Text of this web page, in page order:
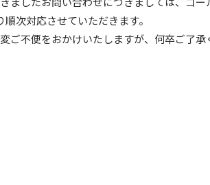
順次対応させていただきます。
ご不便をおかけいたしますが、何卒ご了